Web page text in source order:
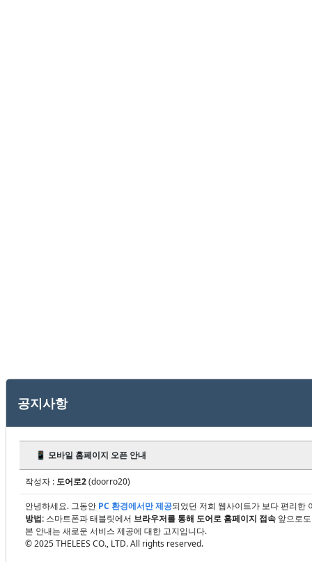
공지사항
📱 모바일 홈페이지 오픈 안내
작성자 : 도어로2(doorro20)
안녕하세요. 그동안 PC 환경에서만 제공되었던 저희 웹사이트가 보다 편리한
방법: 스마트폰과 태블릿에서 브라우저를 통해 도어로 홈페이지 접속 앞으로
본 안내는 새로운 서비스 제공에 대한 고지입니다.
© 2025 THELEES CO., LTD. All rights reserved.